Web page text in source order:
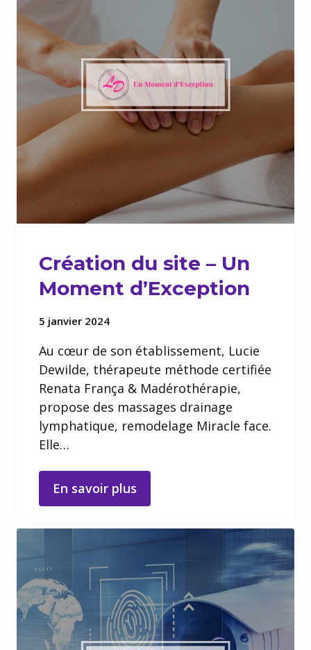
Création du site – Un
Moment d’Exception
5 janvier 2024
Au cœur de son établissement, Lucie
Dewilde, thérapeute méthode certifiée
Renata França & Madérothérapie,
propose des massages drainage
lymphatique, remodelage Miracle face.
Elle…
En savoir plus